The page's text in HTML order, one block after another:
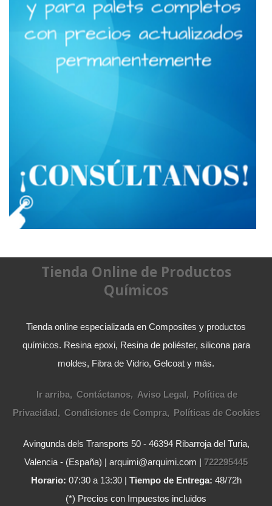
Tienda Online de Productos
Químicos
Tienda online especializada en Composites y productos
químicos. Resina epoxi, Resina de poliéster, silicona para
moldes, Fibra de Vidrio, Gelcoat y más.
Ir arriba Contáctanos Aviso Legal
Política de
Privacidad
Condiciones de Compra Políticas de Cookies
Avingunda dels Transports 50 - 46394 Ribarroja del Turia,
Valencia - (España) | arquimi@arquimi.com | 722295445
Horario: 07:30 a 13:30 | Tiempo de Entrega: 48/72h
(*) Precios con Impuestos incluidos